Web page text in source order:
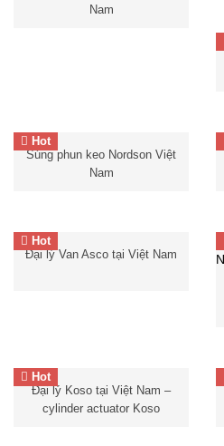
cảm biến lưu
Nam
Hot
Việt Nam
Súng phun keo Nordson Việt
Nam
Hot
Đại lý Van Asco tại Việt
Đại lý Van Asco tại Việt Nam
Hot
Đại lý Koso tại Việt Nam –
cylinder actuator Koso –
Xilanh truyền động Koso
Đại lý Koso tại Việt Nam –
cylinder actuator Koso